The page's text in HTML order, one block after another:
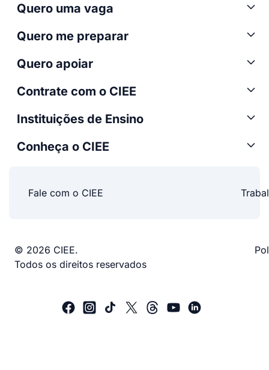
Quero uma vaga
Quero me preparar
Quero apoiar
Contrate com o CIEE
Instituições de Ensino
Conheça o CIEE
Fale com o CIEE
© 2026 CIEE.
Todos os direitos reservados